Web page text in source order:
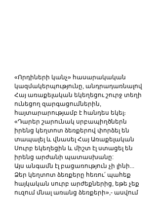
«Որդիների կանչ» հասարակական
կազմակերպությունը, անդրադառնալով
Հայ առաքելական եկեղեցու շուրջ տեղի
ունեցող զարգացումներին,
հայտարարությամբ է հանդես եկել։
«Դարեր շարունակ սրբապիղծներն
իրենց կեղտոտ ձեռքերով փորձել են
տապալել և վնասել Հայ Առաքելական
Սուրբ եկեղեցին և միշտ էլ ստացել են
իրենց արժանի պատասխանը:
Այս անգամն էլ բացառություն չի լինի...
Ձեր կեղտոտ ձեռքերը հեռու՛ պահեք
հայկական սուրբ արժեքներից, եթե չեք
ուզում մնալ առանց ձեռքերի»,- ասվում